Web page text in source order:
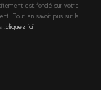
est fondé sur votre
Pour en savoir plus sur la
:cliquez ici